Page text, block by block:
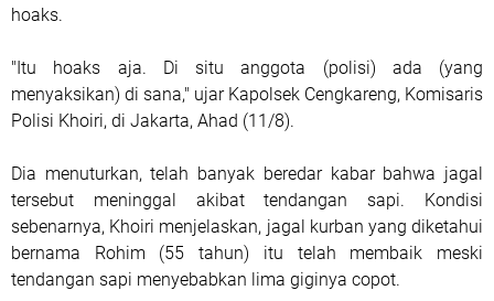
hoaks.
"Itu hoaks aja. Di situ anggota (polisi) ada (yang
menyaksikan) di sana," ujar Kapolsek Cengkareng, Komisaris
Polisi Khoiri, di Jakarta, Ahad (11/8).
Dia menuturkan, telah banyak beredar kabar bahwa jagal
tersebut meninggal akibat tendangan sapi. Kondisi
sebenarnya, Khoiri menjelaskan, jagal kurban yang diketahui
bernama Rohim (55 tahun) itu telah membaik meski
tendangan sapi menyebabkan lima giginya copot.